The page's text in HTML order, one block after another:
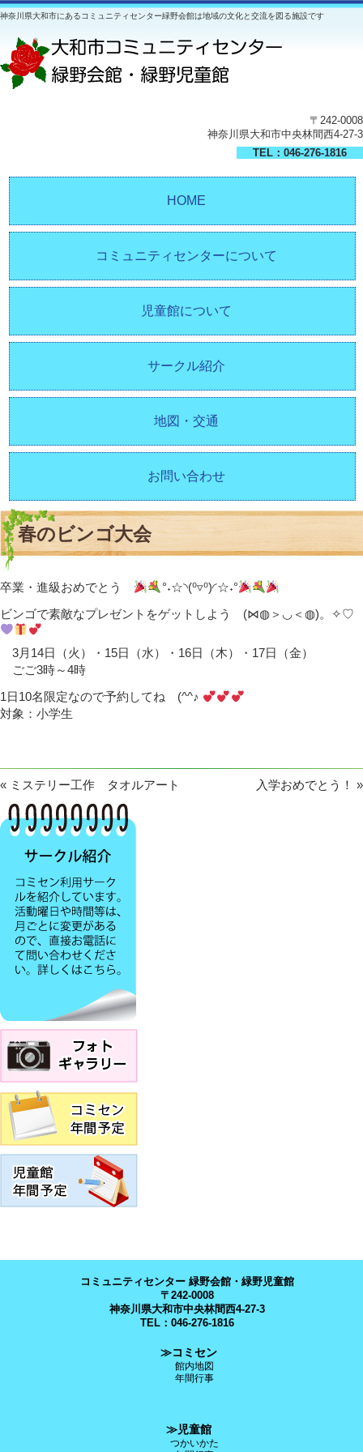
神奈川県大和市にあるコミュニティセンター緑野会館は地域の文化と交流を図る施設です
〒242-0008
神奈川県大和市中央林間西4-27-3
TEL：046-276-1816
HOME
コミュニティセンターについて
児童館について
サークル紹介
地図・交通
お問い合わせ
春のビンゴ大会
卒業・進級おめでとう
°˖☆◝(⁰▿⁰)◜☆˖°
ビンゴで素敵なプレゼントをゲットしよう (⋈◍＞◡＜◍)。✧♡
3月14日（火）・15日（水）・16日（木）・17日（金）
ごご3時～4時
1日10名限定なので予約してね (^^♪
対象：小学生
« ミステリー工作 タオルアート 入学おめでとう！ »
コミュニティセンター 緑野会館・緑野児童館
〒242-0008
神奈川県大和市中央林間西4-27-3
TEL：046-276-1816
≫コミセン
館内地図
年間行事
≫児童館
つかいかた